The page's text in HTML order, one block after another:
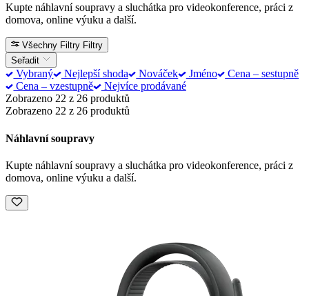
Kupte náhlavní soupravy a sluchátka pro videokonference, práci z
domova, online výuku a další.
Všechny Filtry Filtry
Seřadit
Vybraný Nejlepší shoda Nováček Jméno
Cena – sestupně
Cena – vzestupně
Nejvíce prodávané
Zobrazeno 22 z 26 produktů
Zobrazeno 22 z 26 produktů
Náhlavní soupravy
Kupte náhlavní soupravy a sluchátka pro videokonference, práci z
domova, online výuku a další.